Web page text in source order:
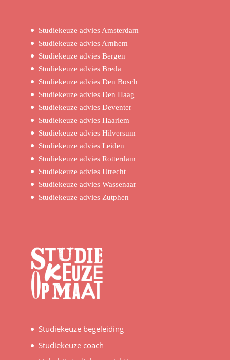
Studiekeuze advies Amsterdam
Studiekeuze advies Arnhem
Studiekeuze advies Bergen
Studiekeuze advies Breda
Studiekeuze advies Den Bosch
Studiekeuze advies Den Haag
Studiekeuze advies Deventer
Studiekeuze advies Haarlem
Studiekeuze advies Hilversum
Studiekeuze advies Leiden
Studiekeuze advies Rotterdam
Studiekeuze advies Utrecht
Studiekeuze advies Wassenaar
Studiekeuze advies Zutphen
Studiekeuze begeleiding
Studiekeuze coach